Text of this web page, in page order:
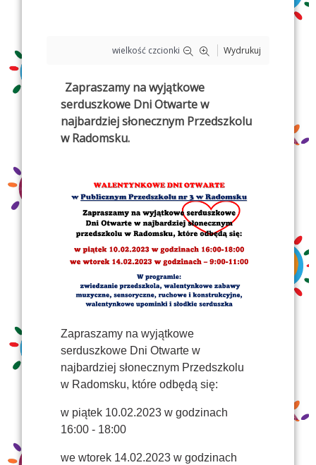
wielkość czcionki Wydrukuj
Zapraszamy na wyjątkowe
serduszkowe Dni Otwarte w
najbardziej słonecznym Przedszkolu
w Radomsku.
Zapraszamy na wyjątkowe
serduszkowe Dni Otwarte w
najbardziej słonecznym Przedszkolu
w Radomsku, które odbędą się:
w piątek 10.02.2023 w godzinach
16:00 - 18:00
we wtorek 14.02.2023 w godzinach